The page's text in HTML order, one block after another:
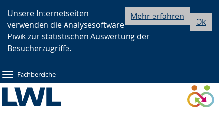
Hauptnavigation
Seitennavigation
Inhalt
Ok
Mehr erfahren
Unsere Internetseiten
verwenden die Analysesoftware
Piwik zur statistischen Auswertung der
Besucherzugriffe.
Fachbereiche